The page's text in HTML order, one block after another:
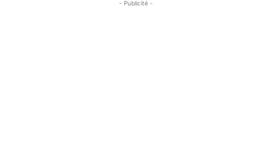
- Publicité -